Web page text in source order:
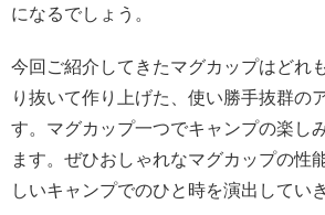
になるでしょう。
今回ご紹介してきたマグカップはどれ
り抜いて作り上げた、使い勝手抜群の
す。マグカップ一つでキャンプの楽し
ます。ぜひおしゃれなマグカップの性
しいキャンプでのひと時を演出してい